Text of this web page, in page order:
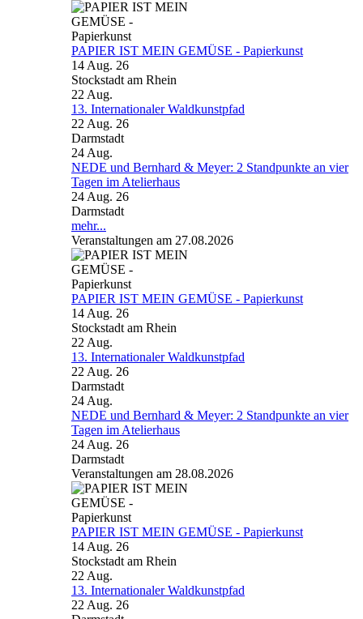
PAPIER IST MEIN GEMÜSE - Papierkunst
14 Aug. 26
Stockstadt am Rhein
22 Aug.
13. Internationaler Waldkunstpfad
22 Aug. 26
Darmstadt
24 Aug.
NEDE und Bernhard & Meyer: 2 Standpunkte an vier
Tagen im Atelierhaus
24 Aug. 26
Darmstadt
mehr...
Veranstaltungen am 27.08.2026
PAPIER IST MEIN GEMÜSE - Papierkunst
14 Aug. 26
Stockstadt am Rhein
22 Aug.
13. Internationaler Waldkunstpfad
22 Aug. 26
Darmstadt
24 Aug.
NEDE und Bernhard & Meyer: 2 Standpunkte an vier
Tagen im Atelierhaus
24 Aug. 26
Darmstadt
Veranstaltungen am 28.08.2026
PAPIER IST MEIN GEMÜSE - Papierkunst
14 Aug. 26
Stockstadt am Rhein
22 Aug.
13. Internationaler Waldkunstpfad
22 Aug. 26